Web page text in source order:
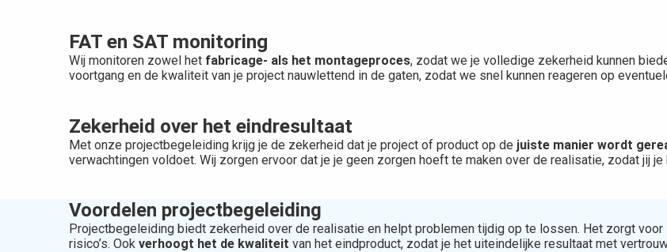
FAT en SAT monitoring
Wij monitoren zowel het fabricage- als het montageproces, zodat we je volledige zekerheid kunnen
voortgang en de kwaliteit van je project nauwlettend in de gaten, zodat we snel kunnen reageren op
Zekerheid over het eindresultaat
Met onze projectbegeleiding krijg je de zekerheid dat je project of product op de juiste manier wordt
verwachtingen voldoet. Wij zorgen ervoor dat je je geen zorgen hoeft te maken over de realisatie, zodat jij
Voordelen projectbegeleiding
Projectbegeleiding biedt zekerheid over de realisatie en helpt problemen tijdig op te lossen. Het zorgt voor
risico’s. Ook verhoogt het de kwaliteit van het eindproduct, zodat je het uiteindelijke resultaat met